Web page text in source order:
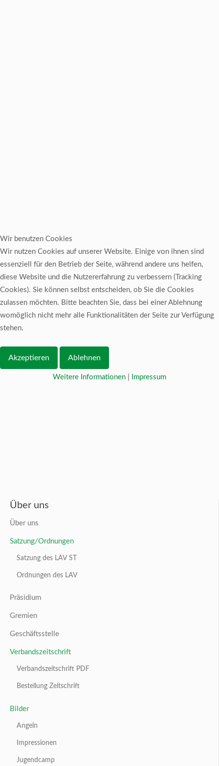
Über uns
Über uns
Satzung/Ordnungen
Satzung des LAV ST
Ordnungen des LAV
Präsidium
Gremien
Geschäftsstelle
Verbandszeitschrift
Verbandszeitschrift PDF
Bestellung Zeitschrift
Bilder
Angeln
Impressionen
Jugendcamp
Wir benutzen Cookies
Wir nutzen Cookies auf unserer Website. Einige von ihnen sind
essenziell für den Betrieb der Seite, während andere uns helfen,
diese Website und die Nutzererfahrung zu verbessern (Tracking
Cookies). Sie können selbst entscheiden, ob Sie die Cookies
zulassen möchten. Bitte beachten Sie, dass bei einer Ablehnung
womöglich nicht mehr alle Funktionalitäten der Seite zur Verfügung
stehen.
Akzeptieren Ablehnen
Weitere Informationen Impressum